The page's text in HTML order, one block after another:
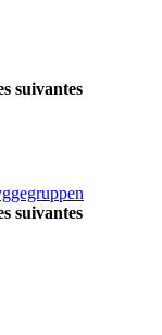
suivantes
suivantes